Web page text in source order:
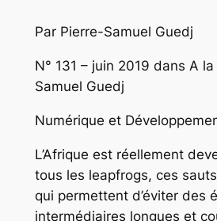
Par Pierre-Samuel Guedj
N° 131 – juin 2019 dans A
Samuel Guedj
Numérique et
L’Afrique est réellement
tous les leapfrogs, ces
qui permettent d’éviter des
intermédiaires longues et